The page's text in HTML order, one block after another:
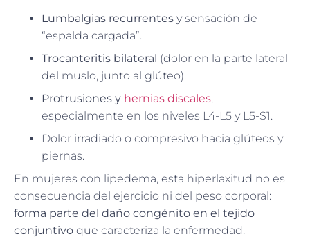
Lumbalgias recurrentes y sensación de
“espalda cargada”.
Trocanteritis bilateral (dolor en la parte lateral
del muslo, junto al glúteo).
Protrusiones y hernias discales,
especialmente en los niveles L4-L5 y L5-S1.
Dolor irradiado o compresivo hacia glúteos y
piernas.
En mujeres con lipedema, esta hiperlaxitud no es
consecuencia del ejercicio ni del peso corporal:
forma parte del daño congénito en el tejido
conjuntivo que caracteriza la enfermedad.